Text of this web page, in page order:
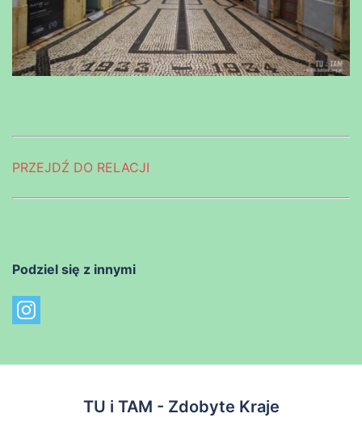
PRZEJDŹ DO RELACJI
Podziel się z innymi
TU i TAM - Zdobyte Kraje